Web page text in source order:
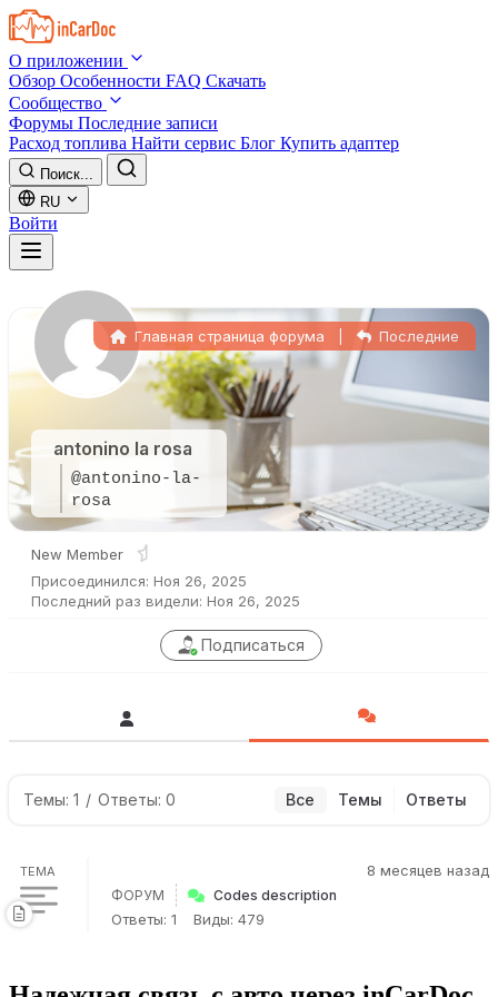
Skip to main content
О приложении
Обзор Особенности FAQ Скачать
Сообщество
Форумы Последние записи
Расход топлива Найти сервис Блог Купить адаптер
Поиск...
RU
Войти
antonino la rosa
@antonino-la-
rosa
Главная страница форума Последние
New Member
Присоединился: Ноя 26, 2025
Последний раз видели: Ноя 26, 2025
Подписаться
Темы: 1 / Ответы: 0 Все Темы Ответы
ТЕМА 8 месяцев назад
ФОРУМ Codes description
Ответы: 1 Виды: 479